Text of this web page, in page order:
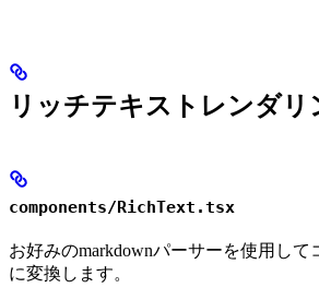
リッチテキストレンダリ
components/RichText.tsx
お好みのmarkdownパーサーを使用し
に変換します。